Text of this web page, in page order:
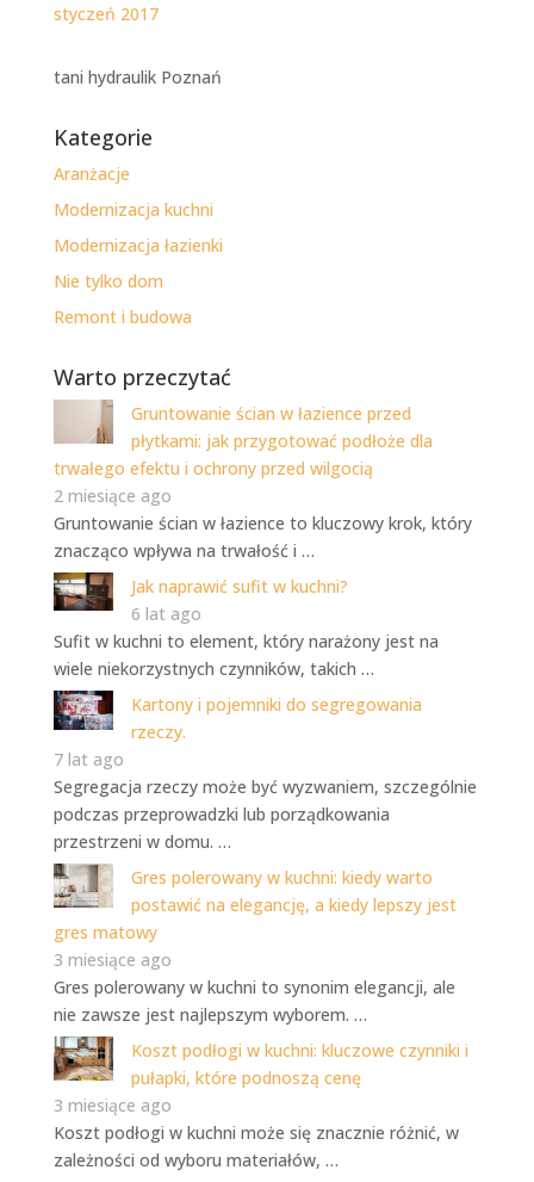
styczeń 2017
tani hydraulik Poznań
Kategorie
Aranżacje
Modernizacja kuchni
Modernizacja łazienki
Nie tylko dom
Remont i budowa
Warto przeczytać
Gruntowanie ścian w łazience przed
płytkami: jak przygotować podłoże dla
trwałego efektu i ochrony przed wilgocią
2 miesiące ago
Gruntowanie ścian w łazience to kluczowy krok, który
znacząco wpływa na trwałość i …
Jak naprawić sufit w kuchni?
6 lat ago
Sufit w kuchni to element, który narażony jest na
wiele niekorzystnych czynników, takich …
Kartony i pojemniki do segregowania
rzeczy.
7 lat ago
Segregacja rzeczy może być wyzwaniem, szczególnie
podczas przeprowadzki lub porządkowania
przestrzeni w domu. …
Gres polerowany w kuchni: kiedy warto
postawić na elegancję, a kiedy lepszy jest
gres matowy
3 miesiące ago
Gres polerowany w kuchni to synonim elegancji, ale
nie zawsze jest najlepszym wyborem. …
Koszt podłogi w kuchni: kluczowe czynniki i
pułapki, które podnoszą cenę
3 miesiące ago
Koszt podłogi w kuchni może się znacznie różnić, w
zależności od wyboru materiałów, …